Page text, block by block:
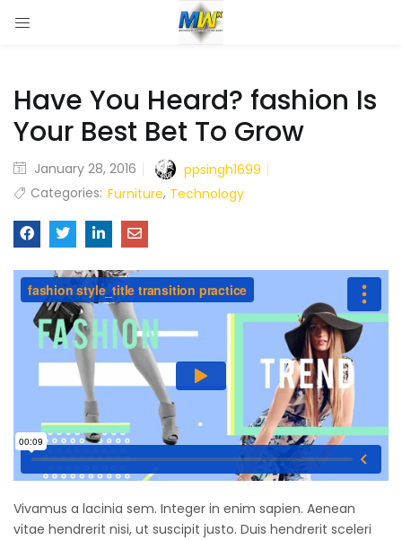
Have You Heard? fashion Is
Your Best Bet To Grow
January 28, 2016
ppsingh1699
Categories: Furniture, Technology
Vivamus a lacinia sem. Integer in enim sapien. Aenean
vitae hendrerit nisi, ut suscipit justo. Duis hendrerit sceleri